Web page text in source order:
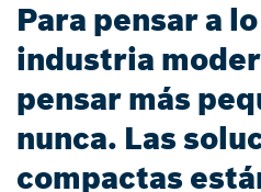
Para pensar a
industria
pensar más
nunca. Las
compactas